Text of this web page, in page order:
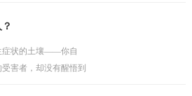
症状的土壤——你自
害者，却没有醒悟到